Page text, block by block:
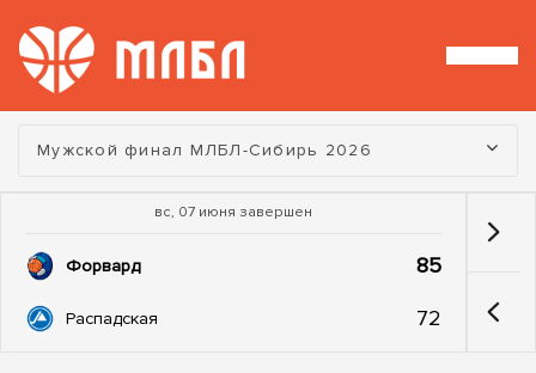
Турнир:
Мужской финал МЛБЛ-Сибирь 2026
вс, 07 июня завершен
Форвард 85
Распадская 72